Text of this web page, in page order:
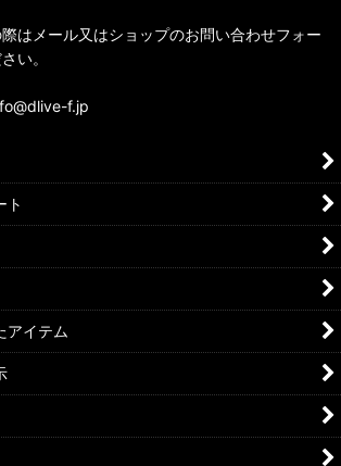
はメール又はショップのお問い合わせフォー
い。
f.jp
ト
アイテム